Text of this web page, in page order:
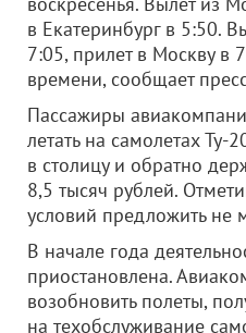
в Екатеринбург в 5:50.
7:05, прилет в Москву в
времени, сообщает
Пассажиры
летать на самолетах Ту-
в столицу и обратно
8,5 тысяч рублей.
условий предложить не
В начале года
приостановлена.
возобновить полеты,
на техобслуживание